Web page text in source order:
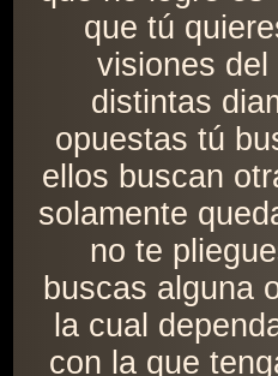
que tú
visiones del
distintas
opuestas tú
ellos buscan
solamente
no te
buscas alguna
la cual
con la que